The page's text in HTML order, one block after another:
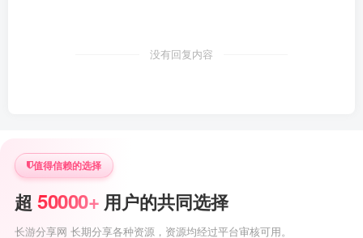
没有回复内容
值得信赖的选择
超 50000+ 用户的共同选择
长游分享网 长期分享各种资源，资源均经过平台审核可用。